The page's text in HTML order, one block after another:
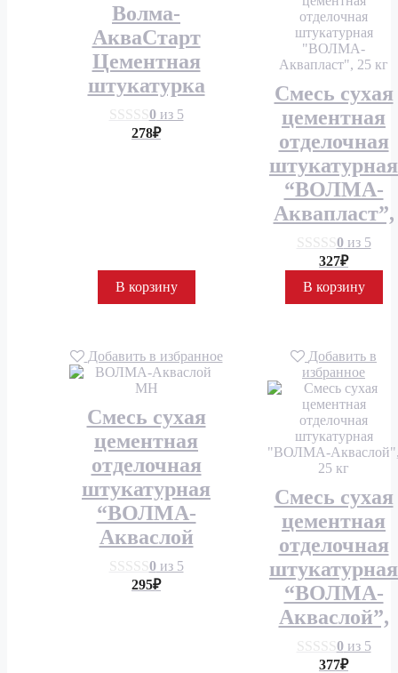
Волма-
АкваСтарт
Цементная
штукатурка
0из 5
278₽
В корзину
Смесь сухая
цементная
отделочная
штукатурная
“ВОЛМА-
Аквапласт”,
0из 5
327₽
В корзину
Добавить в избранное
Смесь сухая
цементная
отделочная
штукатурная
“ВОЛМА-
Акваслой
0из 5
295₽
Добавить в
избранное
Смесь сухая
цементная
отделочная
штукатурная
“ВОЛМА-
Акваслой”,
0из 5
377₽